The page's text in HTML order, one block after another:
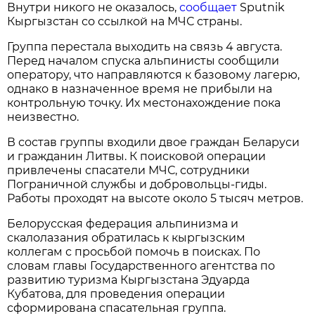
Внутри никого не оказалось,сообщает Sputnik
Кыргызстан со ссылкой на МЧС страны.
Группа перестала выходить на связь 4 августа.
Перед началом спуска альпинисты сообщили
оператору, что направляются к базовому лагерю,
однако в назначенное время не прибыли на
контрольную точку. Их местонахождение пока
неизвестно.
В состав группы входили двое граждан Беларуси
и гражданин Литвы. К поисковой операции
привлечены спасатели МЧС, сотрудники
Пограничной службы и добровольцы-гиды.
Работы проходят на высоте около 5 тысяч метров.
Белорусская федерация альпинизма и
скалолазания обратилась к кыргызским
коллегам с просьбой помочь в поисках. По
словам главы Государственного агентства по
развитию туризма Кыргызстана Эдуарда
Кубатова, для проведения операции
сформирована спасательная группа.